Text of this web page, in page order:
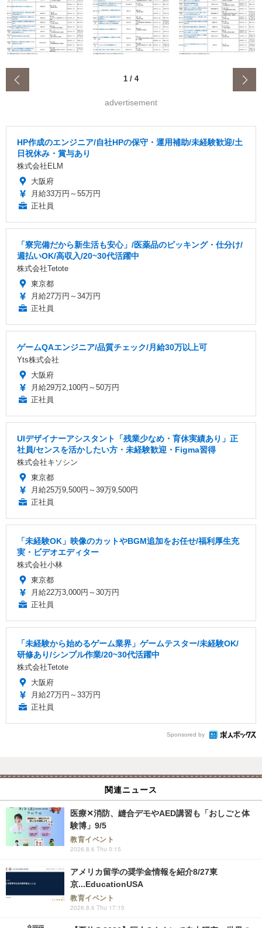
1 / 4
advertisement
HP作成のエンジニア/自社HPの保守・運用補助/未経験歓迎/土
日祝休み・賞与あり
株式会社ELM
大阪府
月給33万円～55万円
正社員
「寮完備だから新生活も安心」/医薬品のピッキング・仕分け/
週払いOK/高収入/20~30代活躍中
株式会社Tetote
東京都
月給27万円～34万円
正社員
ゲームQAエンジニア/品質チェック/月給30万以上可
Yts株式会社
大阪府
月給29万2,100円～50万円
正社員
UIデザイナーアシスタント「残業少なめ・育休実績あり」正
社員/センスを活かしたい方・未経験歓迎・Figma習得
株式会社キソシン
東京都
月給25万9,500円～39万9,500円
正社員
「未経験OK」映像のカットやBGM追加をお任せ/福利厚生充
実・ビデオエディター
株式会社小林
東京都
月給22万3,000円～30万円
正社員
「未経験から始めるゲーム業界」ゲームテスター/未経験OK/
研修あり/シンプル作業/20~30代活躍中
株式会社Tetote
大阪府
月給27万円～33万円
正社員
Sponsored by
関連ニュース
医療✕消防、縫合デモやAED講習も「おしごと体
験博」9/5
教育イベント
2026.8.6 Thu 0:15
アメリカ留学の奨学金情報を紹介8/27東
京...EducationUSA
教育イベント
2026.8.6 Thu 17:15